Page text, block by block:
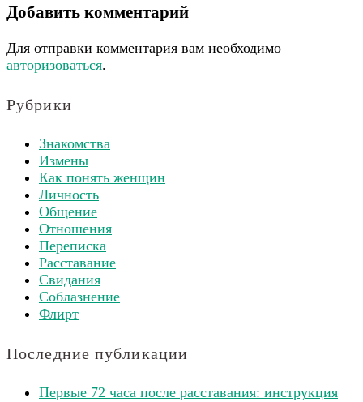
Добавить комментарий
Для отправки комментария вам необходимо
авторизоваться.
Рубрики
Знакомства
Измены
Как понять женщин
Личность
Общение
Отношения
Переписка
Расставание
Свидания
Соблазнение
Флирт
Последние публикации
Первые 72 часа после расставания: инструкция